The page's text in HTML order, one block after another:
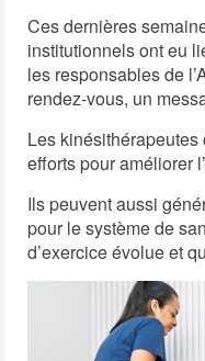
Ces dernières
institutionnels ont eu
les responsables de
rendez-vous, un
Les
efforts pour améliorer
Ils peuvent aussi
pour le système de
d’exercice évolue et